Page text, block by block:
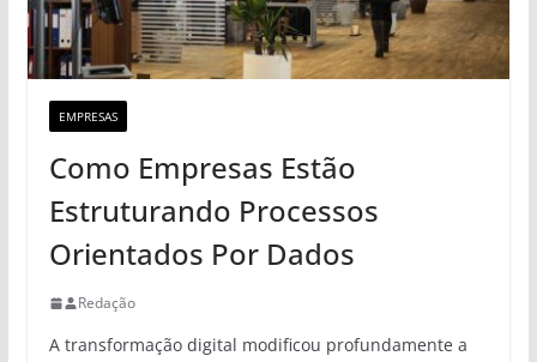
EMPRESAS
Como Empresas Estão
Estruturando Processos
Orientados Por Dados
Redação
A transformação digital modificou profundamente a